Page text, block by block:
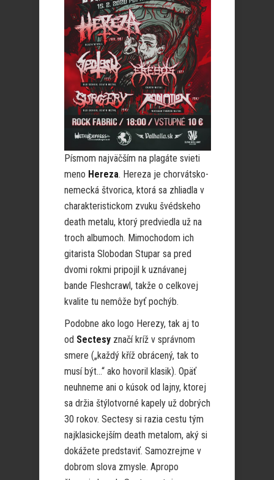
Písmom najväčším na plagáte svieti
meno Hereza. Hereza je chorvátsko-
nemecká štvorica, ktorá sa zhliadla v
charakteristickom zvuku švédskeho
death metalu, ktorý predviedla už na
troch albumoch. Mimochodom ich
gitarista Slobodan Stupar sa pred
dvomi rokmi pripojil k uznávanej
bande Fleshcrawl, takže o celkovej
kvalite tu nemôže byť pochýb.
Podobne ako logo Herezy, tak aj to
od Sectesy značí kríž v správnom
smere („každý kříž obrácený, tak to
musí být…“ ako hovoril klasik). Opäť
neuhneme ani o kúsok od lajny, ktorej
sa držia štýlotvorné kapely už dobrých
30 rokov. Sectesy si razia cestu tým
najklasickejším death metalom, aký si
dokážete predstaviť. Samozrejme v
dobrom slova zmysle. Apropo